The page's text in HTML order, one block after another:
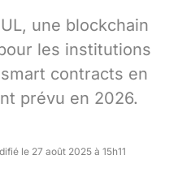
une blockchain
les institutions
contracts en
prévu en 2026.
le 27 août 2025 à 15h11